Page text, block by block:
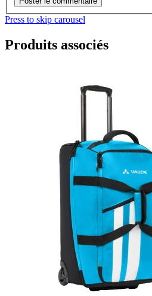
Press to skip carousel
Produits associés